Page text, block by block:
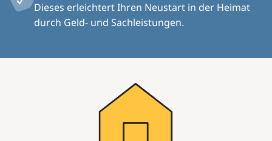
Dieses erleichtert Ihren Neustart in der Heimat
durch Geld- und Sachleistungen.